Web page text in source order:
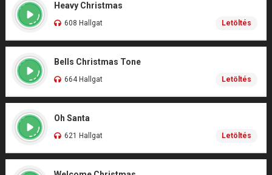
Heavy Christmas
608 Hallgat Letöltés
Bells Christmas Tone
664 Hallgat Letöltés
Oh Santa
621 Hallgat Letöltés